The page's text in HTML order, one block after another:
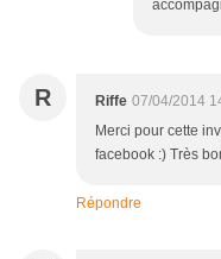
R Riffe 07/04/2014
Merci pour cette
facebook :) Très
Répondre